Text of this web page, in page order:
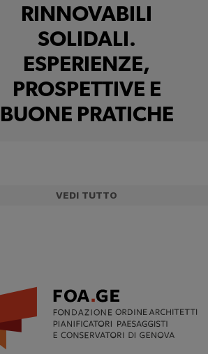
RINNOVABILI
SOLIDALI.
ESPERIENZE,
PROSPETTIVE E
BUONE PRATICHE
VEDI TUTTO